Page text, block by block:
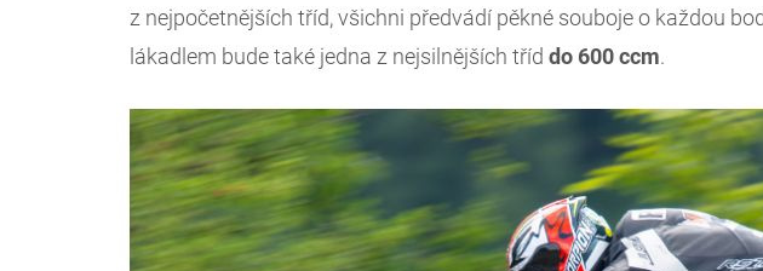
z nejpočetnějších tříd, všichni předvádí pěkné souboje o každou
lákadlem bude také jedna z nejsilnějších tříd do 600 ccm.